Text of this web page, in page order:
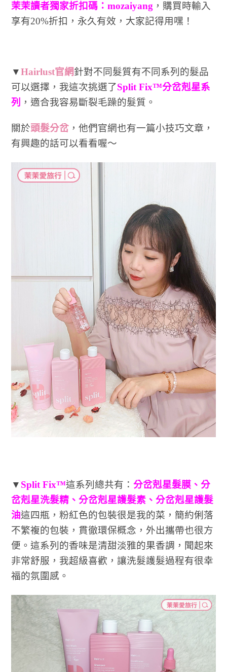
茉茉讀者獨家折扣碼：mozaiyang，購買時輸入
享有20%折扣，永久有效，大家記得用嘿！
▼Hairlust官網針對不同髮質有不同系列的髮品
可以選擇，我這次挑選了Split Fix™分岔剋星系
列 ，適合我容易斷裂毛躁的髮質。
關於頭髮分岔，他們官網也有一篇小技巧文章，
有興趣的話可以看看喔～
▼ Split Fix™這系列總共有： 分岔剋星髮膜、分
岔剋星洗髮精、分岔剋星護髮素、分岔剋星護髮
油這四瓶，粉紅色的包裝很是我的菜，簡約俐落
不繁複的包裝，貫徹環保概念，外出攜帶也很方
便。這系列的香味是清甜淡雅的果香調，聞起來
非常舒服，我超級喜歡，讓洗髮護髮過程有很幸
福的氛圍感。